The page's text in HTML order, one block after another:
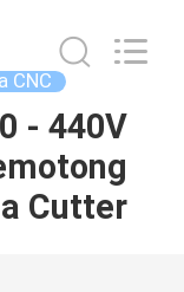
CNC
- 440V
Cutter